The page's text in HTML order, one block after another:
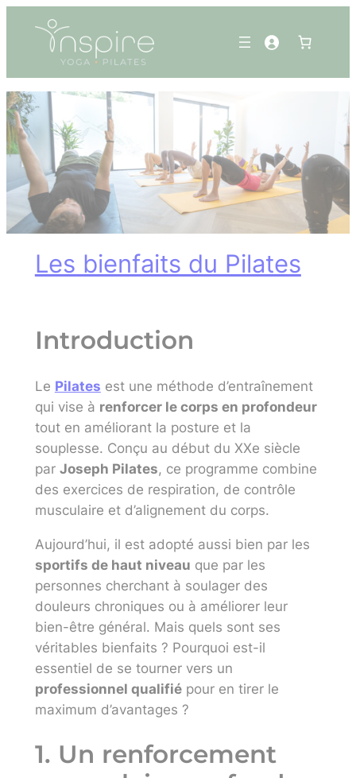
contenu
Les bienfaits du Pilates
Introduction
Le Pilates est une méthode d’entraînement
qui vise à renforcer le corps en profondeur
tout en améliorant la posture et la
souplesse. Conçu au début du XXe siècle
par Joseph Pilates, ce programme combine
des exercices de respiration, de contrôle
musculaire et d’alignement du corps.
Aujourd’hui, il est adopté aussi bien par les
sportifs de haut niveau que par les
personnes cherchant à soulager des
douleurs chroniques ou à améliorer leur
bien-être général. Mais quels sont ses
véritables bienfaits ? Pourquoi est-il
essentiel de se tourner vers un
professionnel qualifiépour en tirer le
maximum d’avantages ?
1. Un renforcement
Panneau de gestion des cookies